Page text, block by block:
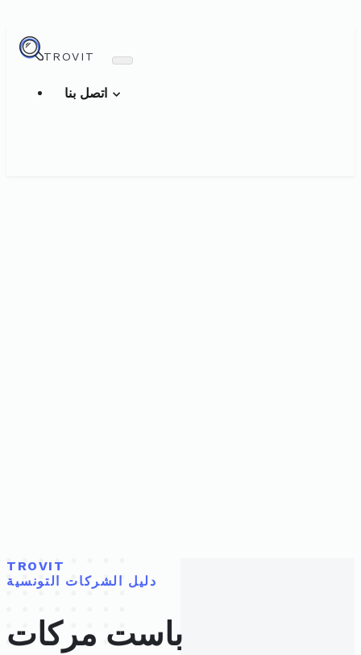
TROVIT
TROVIT
دليل الشركات التونسية
باست مركات